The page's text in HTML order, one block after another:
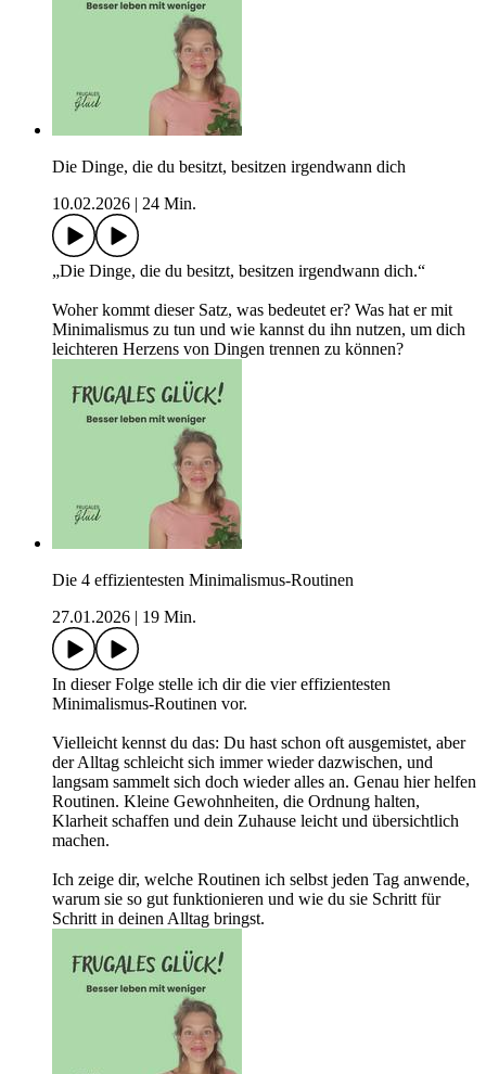
Die Dinge, die du besitzt, besitzen irgendwann dich
10.02.2026
24 Min.
„Die Dinge, die du besitzt, besitzen irgendwann dich.“
Woher kommt dieser Satz, was bedeutet er? Was hat er mit
Minimalismus zu tun und wie kannst du ihn nutzen, um dich
leichteren Herzens von Dingen trennen zu können?
Die 4 effizientesten Minimalismus-Routinen
27.01.2026
19 Min.
In dieser Folge stelle ich dir die vier effizientesten
Minimalismus-Routinen vor.
Vielleicht kennst du das: Du hast schon oft ausgemistet, aber
der Alltag schleicht sich immer wieder dazwischen, und
langsam sammelt sich doch wieder alles an. Genau hier helfen
Routinen. Kleine Gewohnheiten, die Ordnung halten,
Klarheit schaffen und dein Zuhause leicht und übersichtlich
machen.
Ich zeige dir, welche Routinen ich selbst jeden Tag anwende,
warum sie so gut funktionieren und wie du sie Schritt für
Schritt in deinen Alltag bringst.